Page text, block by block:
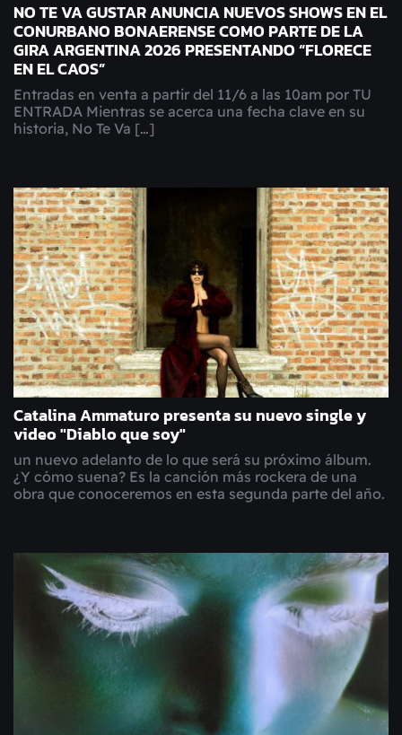
NO TE VA GUSTAR ANUNCIA NUEVOS SHOWS EN EL
CONURBANO BONAERENSE COMO PARTE DE LA
GIRA ARGENTINA 2026 PRESENTANDO “FLORECE
EN EL CAOS”
Entradas en venta a partir del 11/6 a las 10am por TU
ENTRADA Mientras se acerca una fecha clave en su
historia, No Te Va […]
Catalina Ammaturo presenta su nuevo single y
video "Diablo que soy"
un nuevo adelanto de lo que será su próximo álbum.
¿Y cómo suena? Es la canción más rockera de una
obra que conoceremos en esta segunda parte del año.